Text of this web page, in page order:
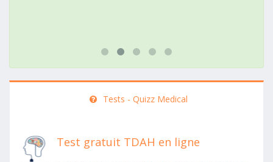
Tests - Quizz Medical
Test gratuit TDAH en ligne